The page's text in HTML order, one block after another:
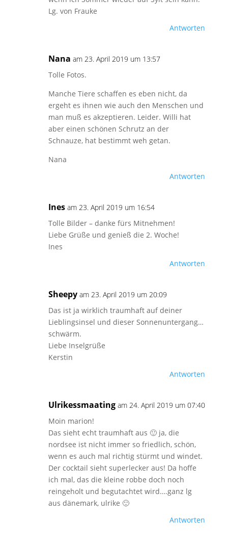
Lg. von Frauke
Antworten
Nana am 23. April 2019 um 13:57
Tolle Fotos.
Manche Tiere schaffen es eben nicht, da
ergeht es ihnen wie auch den Menschen und
man muß es akzeptieren. Leider. Willi hat
aber einen schönen Schrutz an der
Schnauze, hat bestimmt weh getan.
Nana
Antworten
Ines am 23. April 2019 um 16:54
Tolle Bilder – danke fürs Mitnehmen!
Liebe Grüße und genieß die 2. Woche!
Ines
Antworten
Sheepy am 23. April 2019 um 20:09
Das ist ja wirklich traumhaft auf deiner
Lieblingsinsel und dieser Sonnenuntergang…
schwärm.
Liebe Inselgrüße
Kerstin
Antworten
Ulrikessmaating am 24. April 2019 um 07:40
Moin marion!
Das sieht echt traumhaft aus 🙂 ja, die
nordsee ist nicht immer so friedlich, schön,
wenn es auch mal richtig stürmt und windet.
Der cocktail sieht superlecker aus! Da hoffe
ich mal, das die kleine robbe doch noch
reingeholt und begutachtet wird….ganz lg
aus dänemark, ulrike 🙂
Antworten